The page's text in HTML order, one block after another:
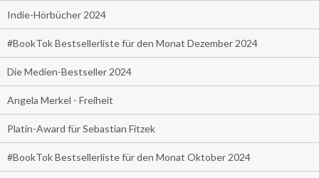
Indie-Hörbücher 2024
#BookTok Bestsellerliste für den Monat Dezember 2024
Die Medien-Bestseller 2024
Angela Merkel - Freiheit
Platin-Award für Sebastian Fitzek
#BookTok Bestsellerliste für den Monat Oktober 2024